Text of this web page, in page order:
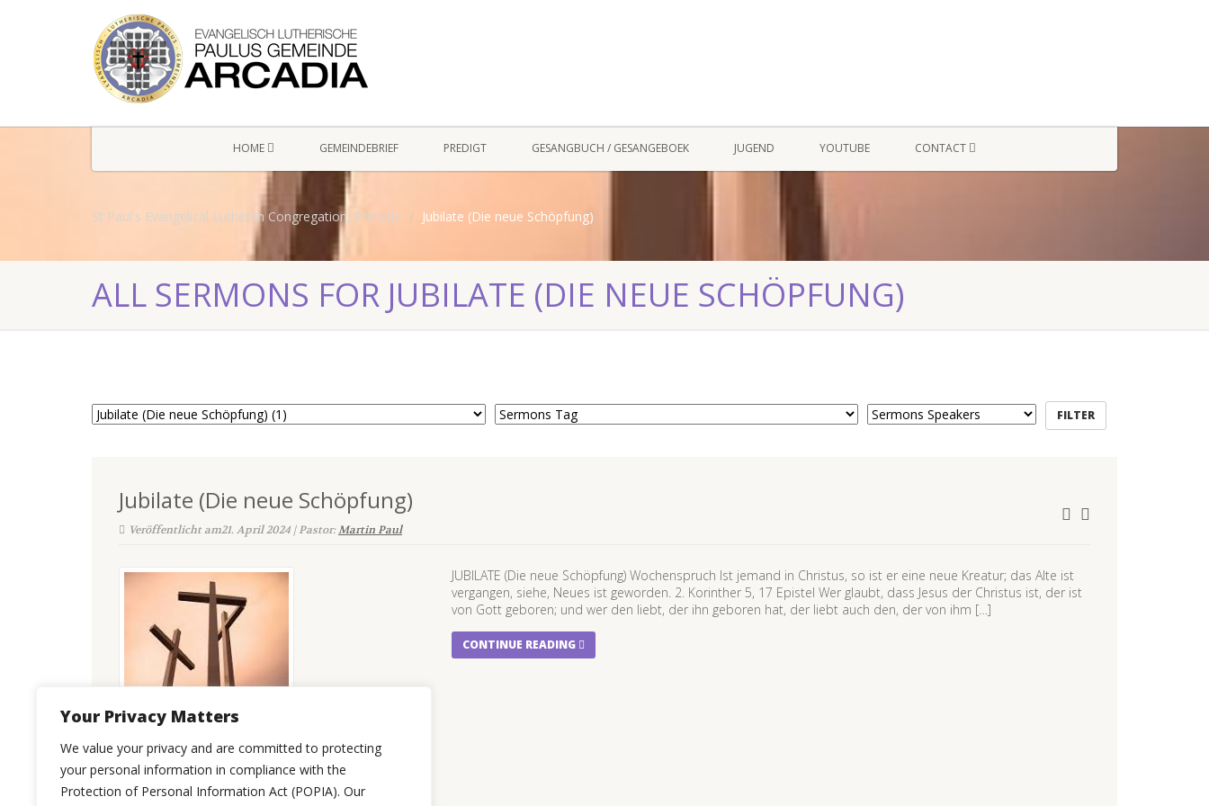
Your Privacy Matters
We value your privacy and are committed to protecting
your personal information in compliance with the
Protection of Personal Information Act (POPIA). Our
HOME GEMEINDEBRIEF PREDIGT GESANGBUCH / GESANGEBOEK JUGEND YOUTUBE CONTACT
St Paul's Evangelical Lutheran Congregation, Pretoria Jubilate (Die neue Schöpfung)
ALL SERMONS FOR JUBILATE (DIE NEUE SCHÖPFUNG)
Jubilate (Die neue Schöpfung)
Veröffentlicht am21. April 2024 | Pastor:Martin Paul
JUBILATE (Die neue Schöpfung) Wochenspruch Ist jemand in Christus, so ist er eine neue Kreatur; das Alte ist
vergangen, siehe, Neues ist geworden. 2. Korinther 5, 17 Epistel Wer glaubt, dass Jesus der Christus ist, der ist
von Gott geboren; und wer den liebt, der ihn geboren hat, der liebt auch den, der von ihm […]
CONTINUE READING